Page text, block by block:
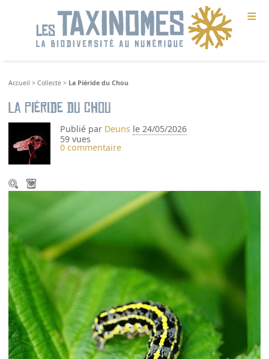
≡
Accueil >Collecte > La Piéride du Chou
La Piéride du Chou
Publié par Deuns le 24/05/2026
59 vues
0 commentaire